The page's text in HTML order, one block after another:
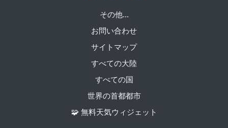
その他...
お問い合わせ
サイトマップ
すべての大陸
すべての国
世界の首都都市
🧩 無料天気ウィジェット